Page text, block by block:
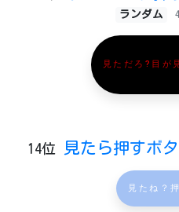
ランダム
見ただろ?目が
14位 見たら押すボ
見たね？